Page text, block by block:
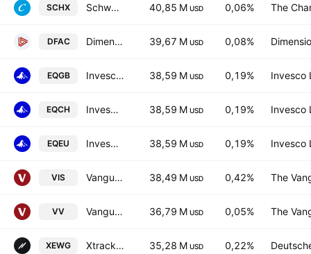
SCHX Schwab U.S. Large-Cap ETF 40,85 M USD 0,06% The
DFAC Dimensional U.S. Core Equity 2 ETF 39,67 M USD 0,08%
EQGB Invesco EQQQ Nasdaq-100 UCITS ETF GBP Hdg Acc 38,59 M USD 0,19% Invesco
EQCH Invesco EQQQ Nasdaq-100 UCITS ETF CHF Hdg Acc 38,59 M USD 0,19% Invesco
EQEU Invesco EQQQ Nasdaq-100 UCITS ETF EUR Hdg Acc 38,59 M USD 0,19% Invesco
VIS Vanguard Industrials ETF 38,49 M USD 0,42% The
VV Vanguard Morningstar Large-Cap ETF 36,79 M USD 0,05% The
XEWG Xtrackers (IE) PLC - Xtrackers S&P 500 Equal Weight UCITS ETF Accum-1D- Hedged GBP 35,28 M USD 0,22%